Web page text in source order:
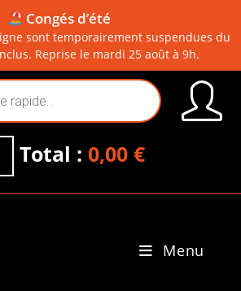
Congés d’été
sont temporairement suspendues du
Reprise le mardi 25 août à 9h.
Total : 0,00 €
Menu